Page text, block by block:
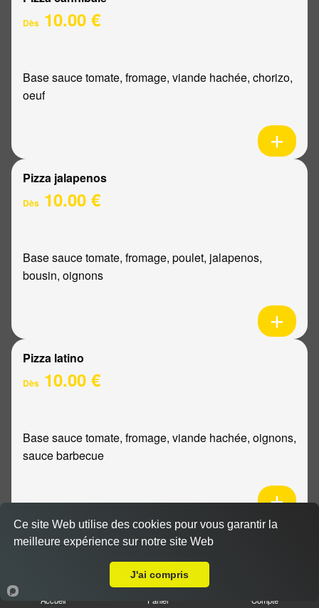
Dès 10.00 €
Base sauce tomate, fromage, viande hachée, chorizo,
oeuf
Pizza jalapenos
Dès 10.00 €
Base sauce tomate, fromage, poulet, jalapenos,
bousin, oignons
Pizza latino
Dès 10.00 €
Base sauce tomate, fromage, viande hachée, oignons,
sauce barbecue
Pizza mexicaine
Accueil Panier Compte
Ce site Web utilise des cookies pour vous garantir la
meilleure expérience sur notre site Web
J'ai compris